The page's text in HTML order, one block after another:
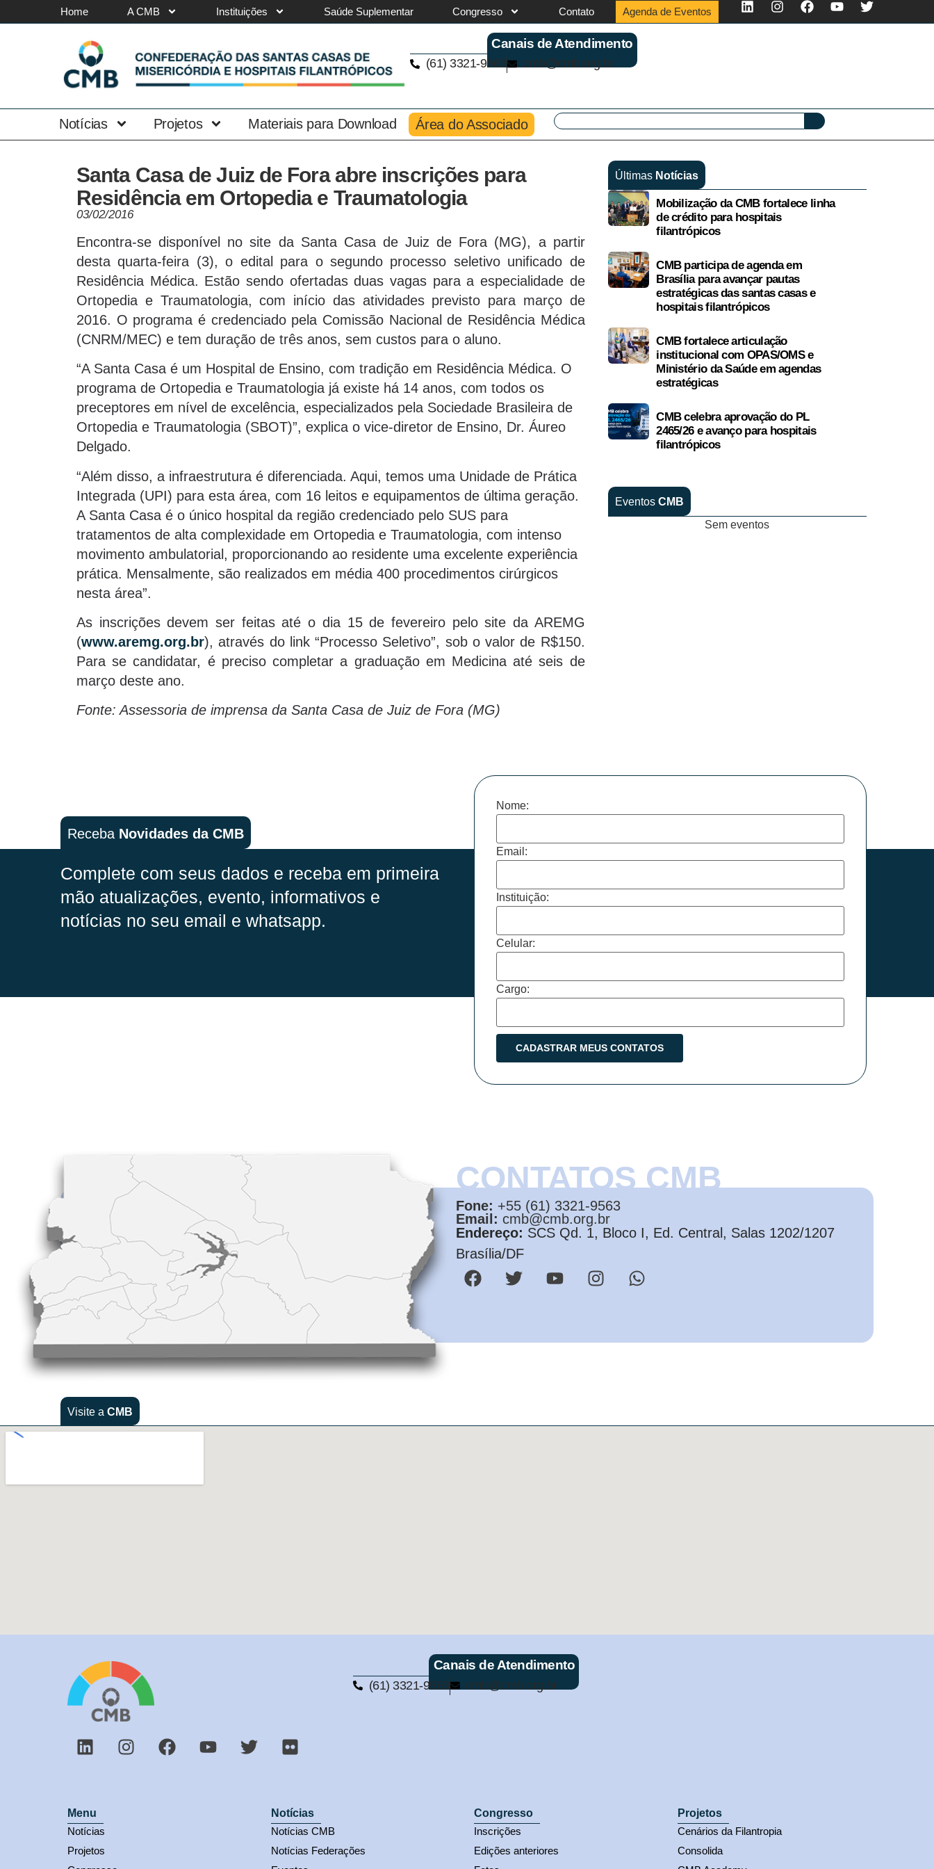
Home A CMB Instituições Saúde Suplementar Congresso Contato Agenda de Eventos
Canais de Atendimento
(61) 3321-9563 cmb@cmb.org.br
Notícias Projetos Materiais para Download Área do Associado
Santa Casa de Juiz de Fora abre inscrições para
Residência em Ortopedia e Traumatologia
03/02/2016
Encontra-se disponível no site da Santa Casa de Juiz de Fora (MG), a partir
desta quarta-feira (3), o edital para o segundo processo seletivo unificado de
Residência Médica. Estão sendo ofertadas duas vagas para a especialidade de
Ortopedia e Traumatologia, com início das atividades previsto para março de
2016. O programa é credenciado pela Comissão Nacional de Residência Médica
(CNRM/MEC) e tem duração de três anos, sem custos para o aluno.
“A Santa Casa é um Hospital de Ensino, com tradição em Residência Médica. O
programa de Ortopedia e Traumatologia já existe há 14 anos, com todos os
preceptores em nível de excelência, especializados pela Sociedade Brasileira de
Ortopedia e Traumatologia (SBOT)”, explica o vice-diretor de Ensino, Dr. Áureo
Delgado.
“Além disso, a infraestrutura é diferenciada. Aqui, temos uma Unidade de Prática
Integrada (UPI) para esta área, com 16 leitos e equipamentos de última geração.
A Santa Casa é o único hospital da região credenciado pelo SUS para
tratamentos de alta complexidade em Ortopedia e Traumatologia, com intenso
movimento ambulatorial, proporcionando ao residente uma excelente experiência
prática. Mensalmente, são realizados em média 400 procedimentos cirúrgicos
nesta área”.
As inscrições devem ser feitas até o dia 15 de fevereiro pelo site da AREMG
(www.aremg.org.br), através do link “Processo Seletivo”, sob o valor de R$150.
Para se candidatar, é preciso completar a graduação em Medicina até seis de
março deste ano.
Fonte: Assessoria de imprensa da Santa Casa de Juiz de Fora (MG)
Últimas Notícias
Mobilização da CMB fortalece linha
de crédito para hospitais
filantrópicos
CMB participa de agenda em
Brasília para avançar pautas
estratégicas das santas casas e
hospitais filantrópicos
CMB fortalece articulação
institucional com OPAS/OMS e
Ministério da Saúde em agendas
estratégicas
CMB celebra aprovação do PL
2465/26 e avanço para hospitais
filantrópicos
Eventos CMB
Sem eventos
Receba Novidades da CMB
Complete com seus dados e receba em primeira
mão atualizações, evento, informativos e
notícias no seu email e whatsapp.
Nome:
Email:
Instituição:
Celular:
Cargo:
CONTATOS CMB
Fone: +55 (61) 3321-9563
Email: cmb@cmb.org.br
Endereço: SCS Qd. 1, Bloco I, Ed. Central, Salas 1202/1207
Brasília/DF
Visite a CMB
Canais de Atendimento
(61) 3321-9563 cmb@cmb.org.br
Menu
Notícias
Projetos
Notícias
Notícias CMB
Notícias Federações
Congresso
Inscrições
Edições anteriores
Projetos
Cenários da Filantropia
Consolida